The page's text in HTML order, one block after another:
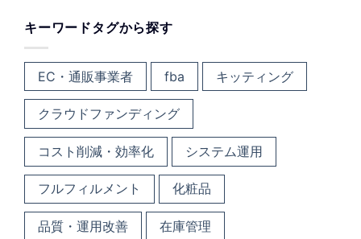
キーワードタグから探す
EC・通販事業者 fba キッティング
クラウドファンディング
コスト削減・効率化 システム運用
フルフィルメント 化粧品
品質・運用改善 在庫管理